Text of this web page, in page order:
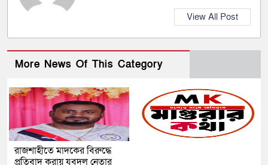
View All Post
More News Of This Category
রাজশাহীতে মাদকের বিরুদ্ধে
প্রতিবাদ করায় যুবদল নেতার